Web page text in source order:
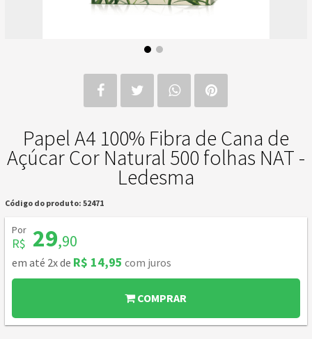
Papel A4 100% Fibra de Cana de
Açúcar Cor Natural 500 folhas NAT -
Ledesma
Código do produto: 52471
Por
R$ 29,90
em até 2x de R$ 14,95 com juros
COMPRAR